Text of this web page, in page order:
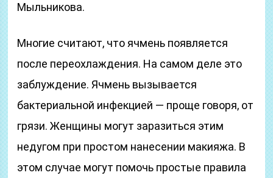
Мыльникова.
Многие считают, что ячмень появляется
после переохлаждения. На самом деле это
заблуждение. Ячмень вызывается
бактериальной инфекцией — проще говоря, от
грязи. Женщины могут заразиться этим
недугом при простом нанесении макияжа. В
этом случае могут помочь простые правила